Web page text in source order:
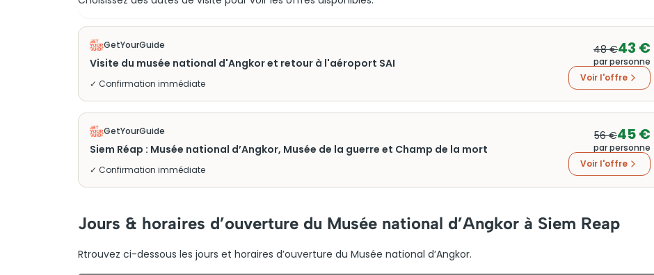
GetYourGuide
Visite du musée national d'Angkor et retour à l'aéroport SAI
✓ Confirmation immédiate
48 €43 €
par personne
Voir l'offre
GetYourGuide
Siem Réap : Musée national d’Angkor, Musée de la guerre et Champ de la mort
✓ Confirmation immédiate
56 €45 €
par personne
Voir l'offre
Jours & horaires d’ouverture du Musée national d’Angkor à Siem Reap
Rtrouvez ci-dessous les jours et horaires d’ouverture du Musée national d’Angkor.